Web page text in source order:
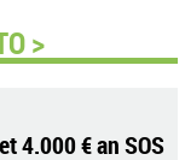
>
4.000 € an SOS